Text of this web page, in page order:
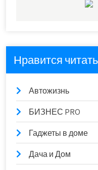
Нравится
Автожизнь
БИЗНЕС PRO
Гаджеты в доме
Дача и Дом